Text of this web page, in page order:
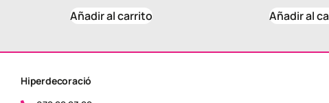
Añadir al carrito Añadir al
Hiperdecoració